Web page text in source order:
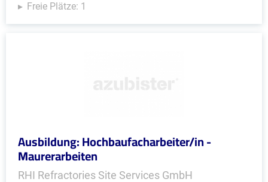
Freie Plätze: 1
Ausbildung: Hochbaufacharbeiter/in -
Maurerarbeiten
RHI Refractories Site Services GmbH